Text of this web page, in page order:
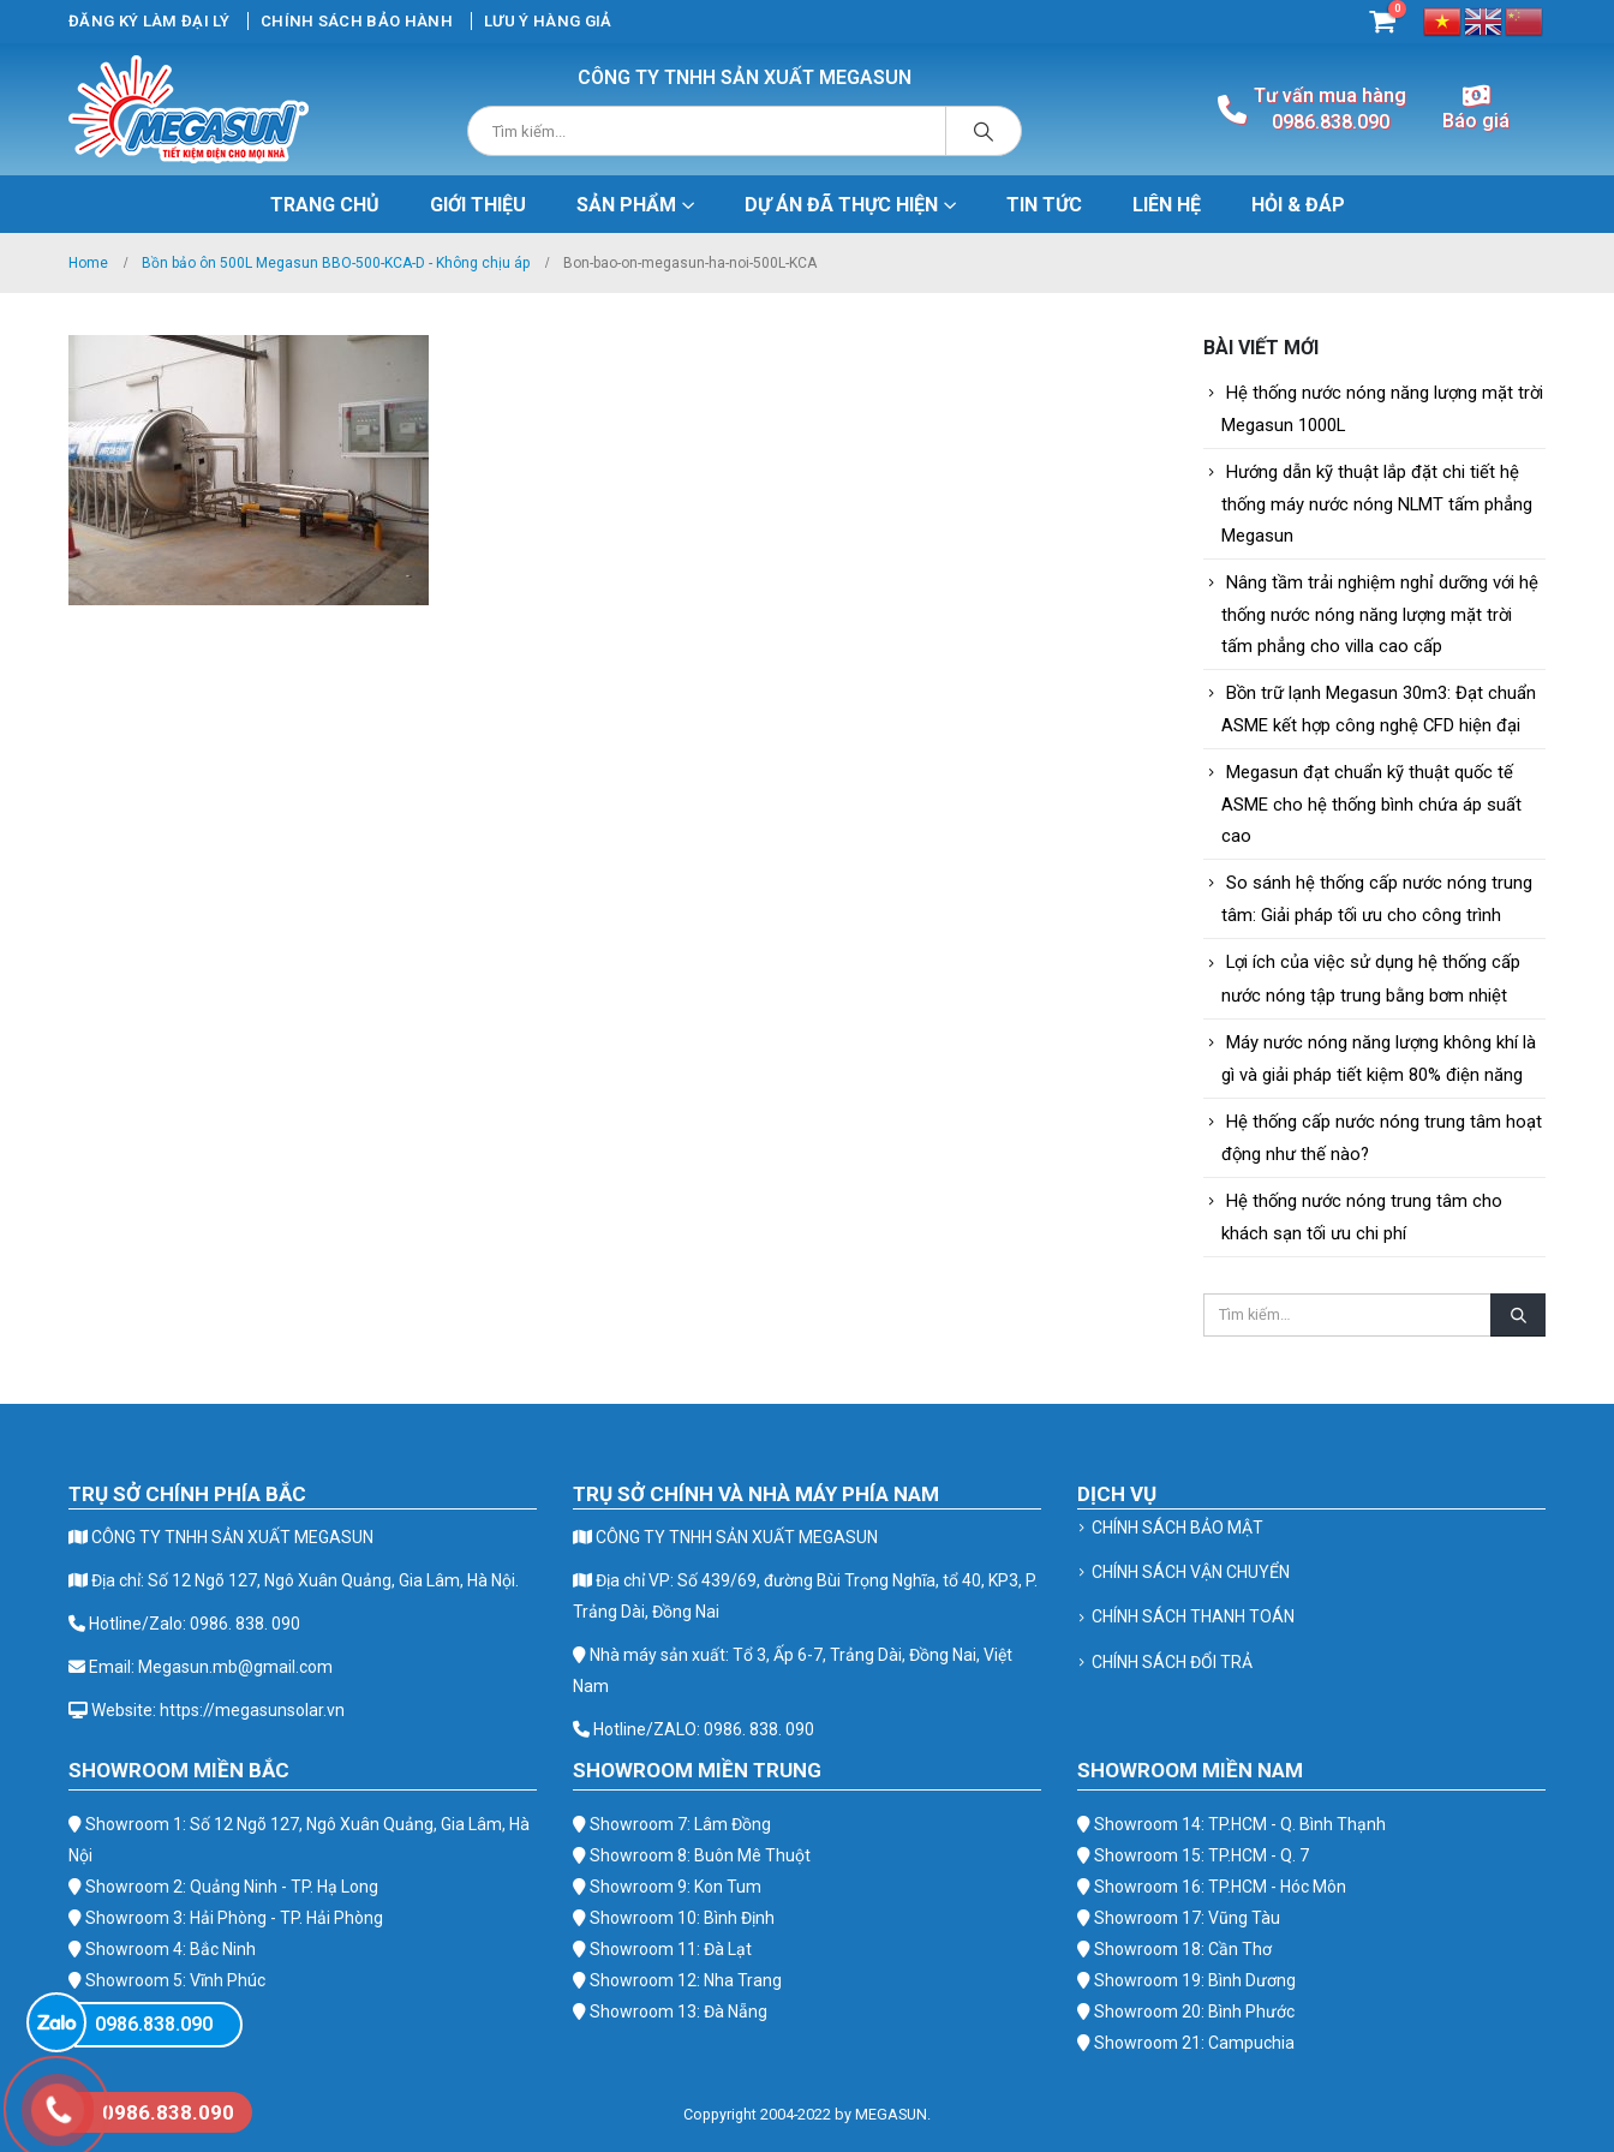
ĐĂNG KÝ LÀM ĐẠI LÝ CHÍNH SÁCH BẢO HÀNH LƯU Ý HÀNG GIẢ
0
CÔNG TY TNHH SẢN XUẤT MEGASUN
Tư vấn mua hàng
0986.838.090
Báo giá
TRANG CHỦ GIỚI THIỆU SẢN PHẨM DỰ ÁN ĐÃ THỰC HIỆN TIN TỨC LIÊN HỆ HỎI & ĐÁP
Home Bồn bảo ôn 500L Megasun BBO-500-KCA-D - Không chịu áp Bon-bao-on-megasun-ha-noi-500L-KCA
BÀI VIẾT MỚI
Hệ thống nước nóng năng lượng mặt trời
Megasun 1000L
Hướng dẫn kỹ thuật lắp đặt chi tiết hệ
thống máy nước nóng NLMT tấm phẳng
Megasun
Nâng tầm trải nghiệm nghỉ dưỡng với hệ
thống nước nóng năng lượng mặt trời
tấm phẳng cho villa cao cấp
Bồn trữ lạnh Megasun 30m3: Đạt chuẩn
ASME kết hợp công nghệ CFD hiện đại
Megasun đạt chuẩn kỹ thuật quốc tế
ASME cho hệ thống bình chứa áp suất
cao
So sánh hệ thống cấp nước nóng trung
tâm: Giải pháp tối ưu cho công trình
Lợi ích của việc sử dụng hệ thống cấp
nước nóng tập trung bằng bơm nhiệt
Máy nước nóng năng lượng không khí là
gì và giải pháp tiết kiệm 80% điện năng
Hệ thống cấp nước nóng trung tâm hoạt
động như thế nào?
Hệ thống nước nóng trung tâm cho
khách sạn tối ưu chi phí
TRỤ SỞ CHÍNH PHÍA BẮC
CÔNG TY TNHH SẢN XUẤT MEGASUN
Địa chỉ: Số 12 Ngõ 127, Ngô Xuân Quảng, Gia Lâm, Hà Nội.
Hotline/Zalo: 0986. 838. 090
Email: Megasun.mb@gmail.com
Website: https://megasunsolar.vn
TRỤ SỞ CHÍNH VÀ NHÀ MÁY PHÍA NAM
CÔNG TY TNHH SẢN XUẤT MEGASUN
Địa chỉ VP: Số 439/69, đường Bùi Trọng Nghĩa, tổ 40, KP3, P.
Trảng Dài, Đồng Nai
Nhà máy sản xuất: Tổ 3, Ấp 6-7, Trảng Dài, Đồng Nai, Việt
Nam
Hotline/ZALO: 0986. 838. 090
DỊCH VỤ
CHÍNH SÁCH BẢO MẬT
CHÍNH SÁCH VẬN CHUYỂN
CHÍNH SÁCH THANH TOÁN
CHÍNH SÁCH ĐỔI TRẢ
SHOWROOM MIỀN BẮC
Showroom 1: Số 12 Ngõ 127, Ngô Xuân Quảng, Gia Lâm, Hà
Nội
Showroom 2: Quảng Ninh - TP. Hạ Long
Showroom 3: Hải Phòng - TP. Hải Phòng
Showroom 4: Bắc Ninh
Showroom 5: Vĩnh Phúc
Showroom 6: Ba Vì
SHOWROOM MIỀN TRUNG
Showroom 7: Lâm Đồng
Showroom 8: Buôn Mê Thuột
Showroom 9: Kon Tum
Showroom 10: Bình Định
Showroom 11: Đà Lạt
Showroom 12: Nha Trang
Showroom 13: Đà Nẵng
SHOWROOM MIỀN NAM
Showroom 14: TP.HCM - Q. Bình Thạnh
Showroom 15: TP.HCM - Q. 7
Showroom 16: TP.HCM - Hóc Môn
Showroom 17: Vũng Tàu
Showroom 18: Cần Thơ
Showroom 19: Bình Dương
Showroom 20: Bình Phước
Showroom 21: Campuchia
Coppyright 2004-2022 by MEGASUN.
0986.838.090
0986.838.090